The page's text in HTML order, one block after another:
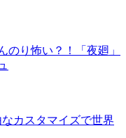
のり怖い？！「夜廻」
カスタマイズで世界